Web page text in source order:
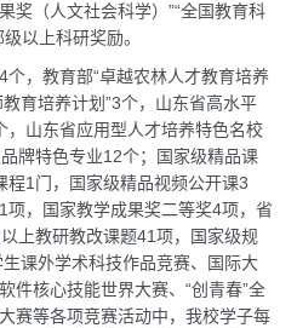
奖（人文社会科学）”“全国教育科
以上科研奖励。
，教育部“卓越农林人才教育培养
育培养计划”3个，山东省高水平
，山东省应用型人才培养特色名校
牌特色专业12个；国家级精品课
1门，国家级精品视频公开课3
项，国家教学成果奖二等奖4项，省
上教研教改课题41项，国家级规
课外学术科技作品竞赛、国际大
件核心技能世界大赛、“创青春”全
赛等各项竞赛活动中，我校学子每